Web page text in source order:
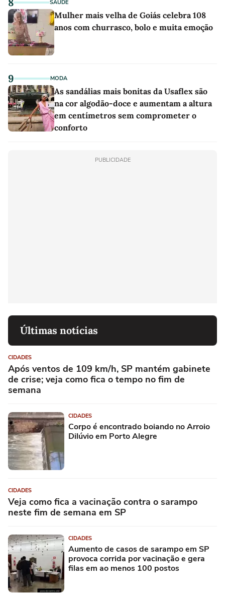
SAÚDE
Mulher mais velha de Goiás celebra 108
anos com churrasco, bolo e muita emoção
9 MODA
As sandálias mais bonitas da Usaflex são
na cor algodão-doce e aumentam a altura
em centímetros sem comprometer o
conforto
PUBLICIDADE
Últimas notícias
CIDADES
Após ventos de 109 km/h, SP mantém gabinete
de crise; veja como fica o tempo no fim de
semana
CIDADES
Corpo é encontrado boiando no Arroio
Dilúvio em Porto Alegre
CIDADES
Veja como fica a vacinação contra o sarampo
neste fim de semana em SP
CIDADES
Aumento de casos de sarampo em SP
provoca corrida por vacinação e gera
filas em ao menos 100 postos